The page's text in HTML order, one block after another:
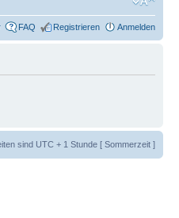
FAQ Registrieren Anmelden
sind UTC + 1 Stunde [ Sommerzeit ]